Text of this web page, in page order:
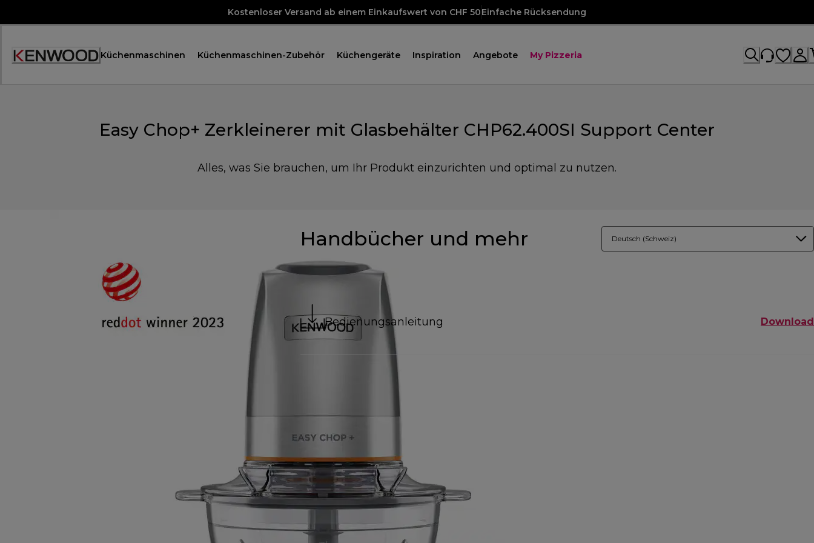
Kostenloser Versand ab einem Einkaufswert von CHF 50Einfache Rücksendung
Accessibility
Küchenmaschinen Küchenmaschinen-Zubehör Küchengeräte Inspiration Angebote My Pizzeria
Easy Chop+ Zerkleinerer mit Glasbehälter CHP62.400SI Support Center
Alles, was Sie brauchen, um Ihr Produkt einzurichten und optimal zu nutzen.
Handbücher und mehr Deutsch (Schweiz)
Bedienungsanleitung Download